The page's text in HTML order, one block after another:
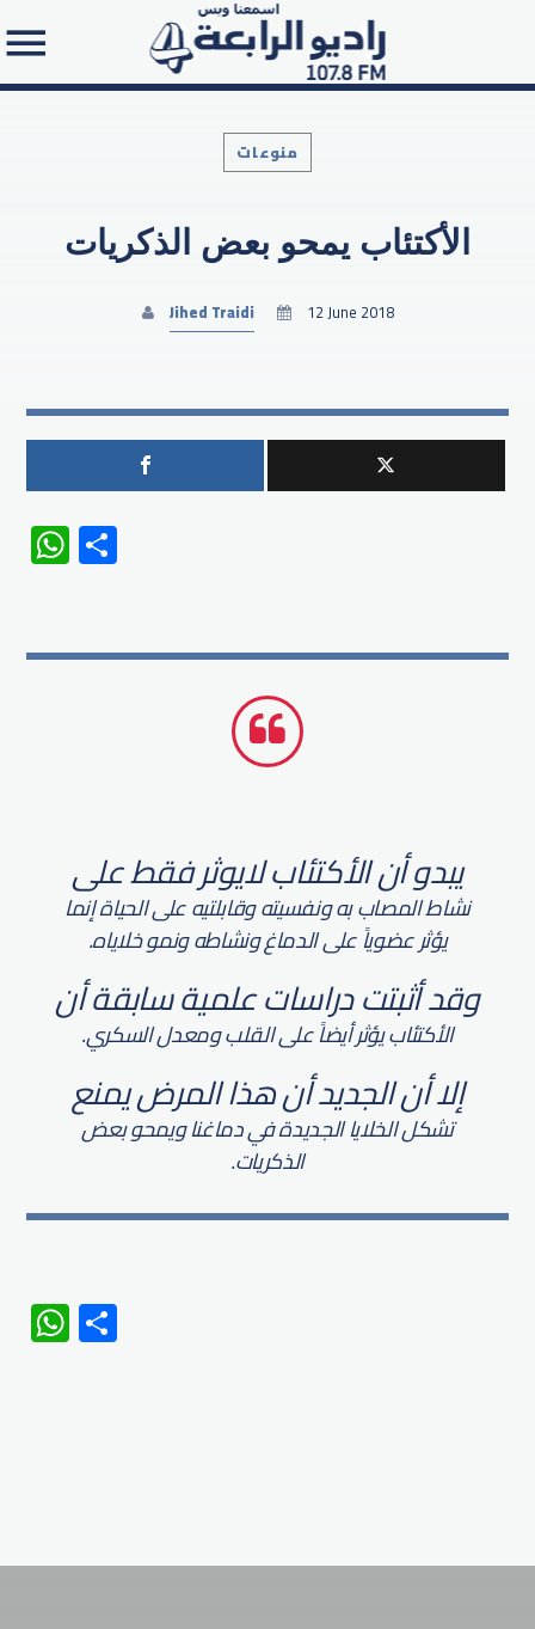
Search in the website:
منوعات
الأكتئاب يمحو بعض الذكريات
Jihed Traidi 12 June 2018
WhatsApp
يبدو أن الأكتئاب لايوثر فقط على
نشاط المصاب به ونفسيته وقابلتيه على الحياة إنما
يؤثر عضوياً على الدماغ ونشاطه ونمو خلاياه.
وقد أثبتت دراسات علمية سابقة أن
الأكتئاب يؤثر أيضاً على القلب ومعدل السكري.
إلا أن الجديد أن هذا المرض يمنع
تشكل الخلايا الجديدة في دماغنا ويمحو بعض
الذكريات.
WhatsApp